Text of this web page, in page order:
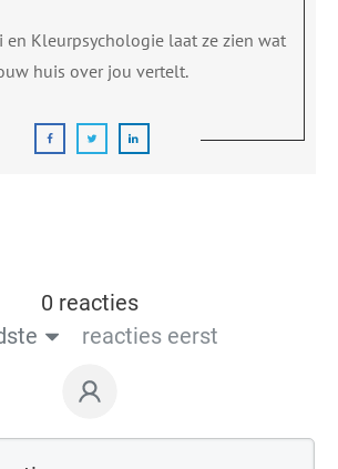
en Kleurpsychologie laat ze zien wat
huis over jou vertelt.
0 reacties
reacties eerst